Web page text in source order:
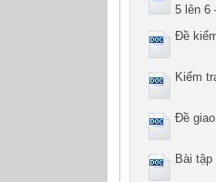
5 lên 6
Đề
Kiểm
Đề
Bài